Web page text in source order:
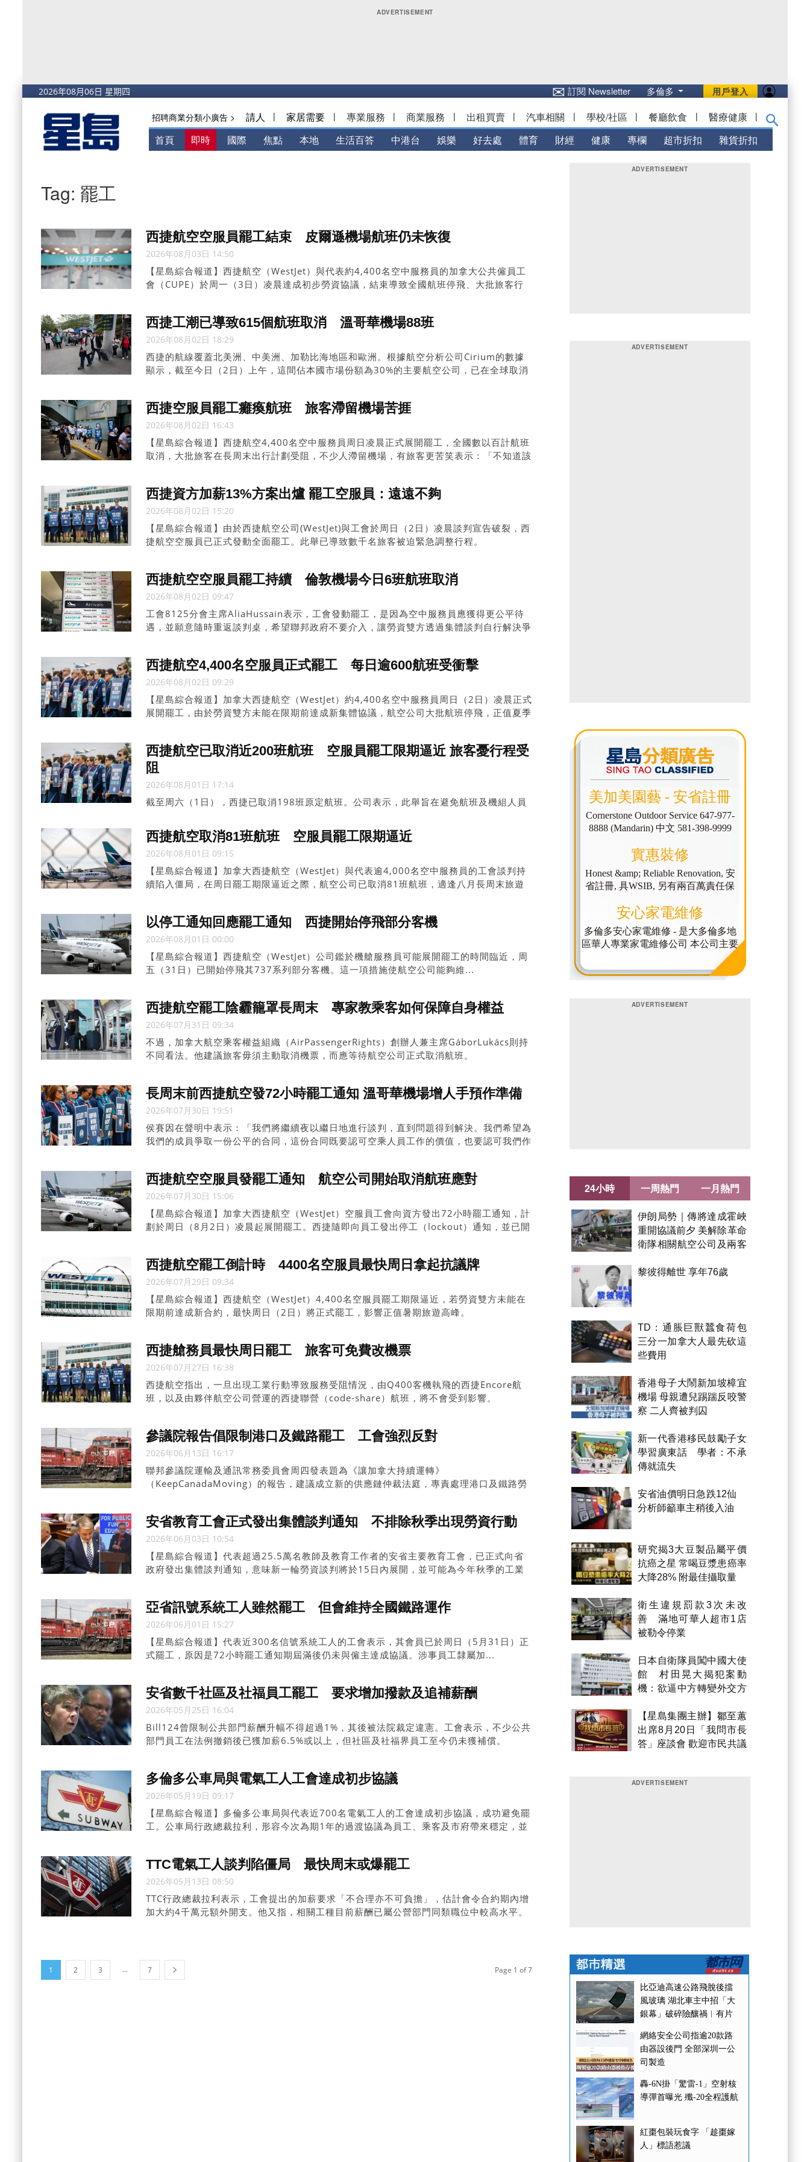
用戶登入
✉訂閱 Newsletter 多倫多
招聘商業分類小廣告 > 請人 | 家居需要 | 專業服務 | 商業服務 | 出租買賣 | 汽車相關 | 學校/社區 | 餐廳飲食 | 醫療健康 |
首頁 即時 國際 焦點 本地 生活百答 中港台 娛樂 好去處 體育 財經 健康 專欄 超市折扣 雜貨折扣
Tag: 罷工
西捷航空空服員罷工結束 皮爾遜機場航班仍未恢復
2026年08月03日 14:50
【星島綜合報道】西捷航空（WestJet）與代表約4,400名空中服務員的加拿大公共僱員工
會（CUPE）於周一（3日）凌晨達成初步勞資協議，結束導致全國航班停飛、大批旅客行
西捷工潮已導致615個航班取消 溫哥華機場88班
2026年08月02日 18:29
西捷的航線覆蓋北美洲、中美洲、加勒比海地區和歐洲。根據航空分析公司Cirium的數據
顯示，截至今日（2日）上午，這間佔本國市場份額為30%的主要航空公司，已在全球取消
西捷空服員罷工癱瘓航班 旅客滯留機場苦捱
2026年08月02日 16:43
【星島綜合報道】西捷航空4,400名空中服務員周日凌晨正式展開罷工，全國數以百計航班
取消，大批旅客在長周末出行計劃受阻，不少人滯留機場，有旅客更苦笑表示：「不知道該
西捷資方加薪13%方案出爐 罷工空服員：遠遠不夠
2026年08月02日 15:20
【星島綜合報道】由於西捷航空公司(WestJet)與工會於周日（2日）凌晨談判宣告破裂，西
捷航空空服員已正式發動全面罷工。此舉已導致數千名旅客被迫緊急調整行程。
西捷航空空服員罷工持續 倫敦機場今日6班航班取消
2026年08月02日 09:47
工會8125分會主席AliaHussain表示，工會發動罷工，是因為空中服務員應獲得更公平待
遇，並願意隨時重返談判桌，希望聯邦政府不要介入，讓勞資雙方透過集體談判自行解決爭
西捷航空4,400名空服員正式罷工 每日逾600航班受衝擊
2026年08月02日 09:29
【星島綜合報道】加拿大西捷航空（WestJet）約4,400名空中服務員周日（2日）凌晨正式
展開罷工，由於勞資雙方未能在限期前達成新集體協議，航空公司大批航班停飛，正值夏季
西捷航空已取消近200班航班 空服員罷工限期逼近 旅客憂行程受
阻
2026年08月01日 17:14
截至周六（1日），西捷已取消198班原定航班。公司表示，此舉旨在避免航班及機組人員
線為多倫多往返溫哥華。
西捷航空取消81班航班 空服員罷工限期逼近
2026年08月01日 09:15
【星島綜合報道】加拿大西捷航空（WestJet）與代表逾4,000名空中服務員的工會談判持
續陷入僵局，在周日罷工期限逼近之際，航空公司已取消81班航班，適逢八月長周末旅遊
以停工通知回應罷工通知 西捷開始停飛部分客機
2026年08月01日 00:00
【星島綜合報道】西捷航空（WestJet）公司鑑於機艙服務員可能展開罷工的時間臨近，周
五（31日）已開始停飛其737系列部分客機。這一項措施使航空公司能夠維...
西捷航空罷工陰霾籠罩長周末 專家教乘客如何保障自身權益
2026年07月31日 09:34
不過，加拿大航空乘客權益組織（AirPassengerRights）創辦人兼主席GáborLukács則持
不同看法。他建議旅客毋須主動取消機票，而應等待航空公司正式取消航班。
長周末前西捷航空發72小時罷工通知 溫哥華機場增人手預作準備
2026年07月30日 19:51
侯賽因在聲明中表示：「我們將繼續夜以繼日地進行談判，直到問題得到解決。我們希望為
我們的成員爭取一份公平的合同，這份合同既要認可空乘人員工作的價值，也要認可我們作
西捷航空空服員發罷工通知 航空公司開始取消航班應對
2026年07月30日 15:06
【星島綜合報道】加拿大西捷航空（WestJet）空服員工會向資方發出72小時罷工通知，計
劃於周日（8月2日）凌晨起展開罷工。西捷隨即向員工發出停工（lockout）通知，並已開
西捷航空罷工倒計時 4400名空服員最快周日拿起抗議牌
2026年07月29日 09:34
【星島綜合報道】西捷航空（WestJet）4,400名空服員罷工期限逼近，若勞資雙方未能在
限期前達成新合約，最快周日（2日）將正式罷工，影響正值暑期旅遊高峰。
西捷艙務員最快周日罷工 旅客可免費改機票
2026年07月27日 16:38
西捷航空指出，一旦出現工業行動導致服務受阻情況，由Q400客機執飛的西捷Encore航
班，以及由夥伴航空公司營運的西捷聯營（code-share）航班，將不會受到影響。
參議院報告倡限制港口及鐵路罷工 工會強烈反對
2026年06月13日 16:17
聯邦參議院運輸及通訊常務委員會周四發表題為《讓加拿大持續運轉》
（KeepCanadaMoving）的報告，建議成立新的供應鏈仲裁法庭，專責處理港口及鐵路勞
安省教育工會正式發出集體談判通知 不排除秋季出現勞資行動
2026年06月03日 10:54
【星島綜合報道】代表超過25.5萬名教師及教育工作者的安省主要教育工會，已正式向省
政府發出集體談判通知，意味新一輪勞資談判將於15日內展開，並可能為今年秋季的工業
亞省訊號系統工人雖然罷工 但會維持全國鐵路運作
2026年06月01日 15:27
【星島綜合報道】代表近300名信號系統工人的工會表示，其會員已於周日（5月31日）正
式罷工，原因是72小時罷工通知期屆滿後仍未與僱主達成協議。涉事員工隸屬加...
安省數千社區及社福員工罷工 要求增加撥款及追補薪酬
2026年05月25日 16:04
Bill124曾限制公共部門薪酬升幅不得超過1%，其後被法院裁定違憲。工會表示，不少公共
部門員工在法例撤銷後已獲加薪6.5%或以上，但社區及社福界員工至今仍未獲補償。
多倫多公車局與電氣工人工會達成初步協議
2026年05月19日 09:17
【星島綜合報道】多倫多公車局與代表近700名電氣工人的工會達成初步協議，成功避免罷
工。公車局行政總裁拉利，形容今次為期1年的過渡協議為員工、乘客及市府帶來穩定，並
持安全可靠的服務至關重要。（資料圖）T15
TTC電氣工人談判陷僵局 最快周末或爆罷工
2026年05月13日 08:50
TTC行政總裁拉利表示，工會提出的加薪要求「不合理亦不可負擔」，估計會令合約期內增
加大約4千萬元額外開支。他又指，相關工種目前薪酬已屬公營部門同類職位中較高水平。
1 2 3 ... 7 Page 1 of 7
24小時
伊朗局勢｜傳將達成霍峽
重開協議前夕 美解除革命
衛隊相關航空公司及兩客
黎彼得離世 享年76歲
TD：通脹巨獸蠶食荷包
三分一加拿大人最先砍這
些費用
香港母子大鬧新加坡樟宜
機場 母親遭兒踢踹反咬警
察 二人齊被判囚
新一代香港移民鼓勵子女
學習廣東話 學者：不承
傳就流失
安省油價明日急跌12仙
分析師籲車主稍後入油
研究揭3大豆製品屬平價
抗癌之星 常喝豆漿患癌率
大降28% 附最佳攝取量
衛生違規罰款3次未改
善 滿地可華人超市1店
被勒令停業
日本自衛隊員闖中國大使
館 村田晃大揭犯案動
機：欲逼中方轉變外交方
【星島集團主辦】鄒至蕙
出席8月20日「我問市長
答」座談會 歡迎市民共議
一周熱門 一月熱門